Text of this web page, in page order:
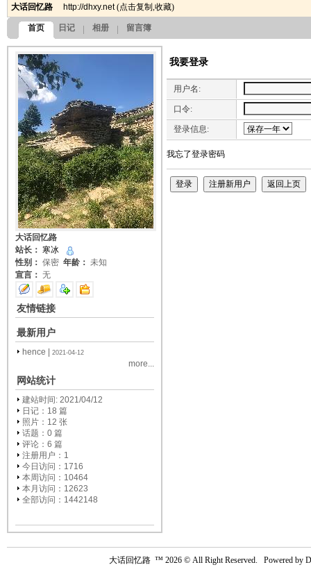
大话回忆路 http://dhxy.net(点击复制 ,收藏)
首页 日记 相册 留言簿
大话回忆路
站长： 寒冰
性别： 保密 年龄： 未知
宣言： 无
友情链接
最新用户
hence 2021-04-12
more...
网站统计
建站时间: 2021/04/12
日记：18 篇
照片：12 张
话题：0 篇
评论：6 篇
注册用户： 1
今日访问：1716
本周访问：10464
本月访问：12623
全部访问：1442148
我要登录
用户名:
口令:
登录信息:
我忘了登录密码
大话回忆路™ 2026 © All Right Reserved. Powered by